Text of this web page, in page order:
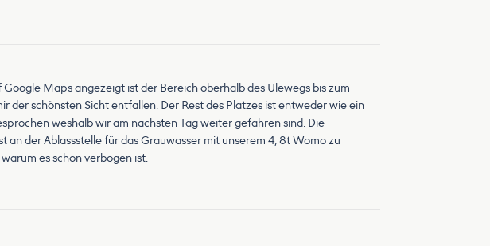
Maps angezeigt ist der Bereich oberhalb des Ulewegs bis zum
der schönsten Sicht entfallen. Der Rest des Platzes ist entweder wie ein
weshalb wir am nächsten Tag weiter gefahren sind. Die
der Ablassstelle für das Grauwasser mit unserem 4, 8t Womo zu
es schon verbogen ist.